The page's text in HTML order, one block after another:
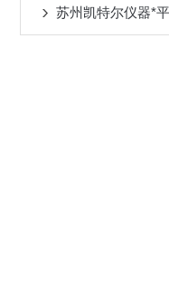
苏州凯特尔仪器*